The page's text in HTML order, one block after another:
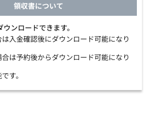
領収書について
ウンロードできます。
入金確認後にダウンロード可能になり
は予約後からダウンロード可能になり
す。